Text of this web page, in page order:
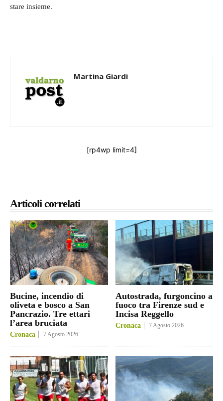
Articoli correlati
Bucine, incendio di
oliveta e bosco a San
Pancrazio. Tre ettari
l’area bruciata
Cronaca 7 Agosto 2026
Autostrada, furgoncino a
fuoco tra Firenze sud e
Incisa Reggello
Cronaca 7 Agosto 2026
stare insieme.
Martina Giardi
[rp4wp limit=4]